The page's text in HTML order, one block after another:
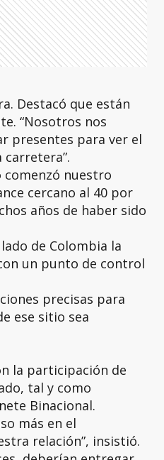
Destacó que están
“Nosotros nos
presentes para ver el
carretera”.
comenzó nuestro
cercano al 40 por
años de haber sido
de Colombia la
un punto de control
precisas para
ese sitio sea
la participación de
tal y como
Binacional.
más en el
relación”, insistió.